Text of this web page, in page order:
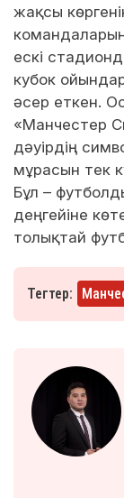
жақсы
ескі
кубок
әсер еткен.
«Манчестер
дәуірдің
мұрасын тек
Бұл –
деңгейіне
толықтай
Тегтер: